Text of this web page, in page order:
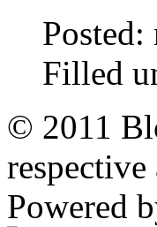
Filled
© 2011
respective
Powered